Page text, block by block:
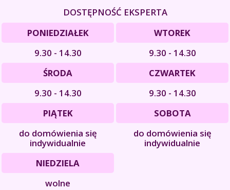
DOSTĘPNOŚĆ EKSPERTA
PONIEDZIAŁEK
9.30 - 14.30
WTOREK
9.30 - 14.30
ŚRODA
9.30 - 14.30
CZWARTEK
9.30 - 14.30
PIĄTEK
do domówienia się
indywidualnie
SOBOTA
do domówienia się
indywidualnie
NIEDZIELA
wolne